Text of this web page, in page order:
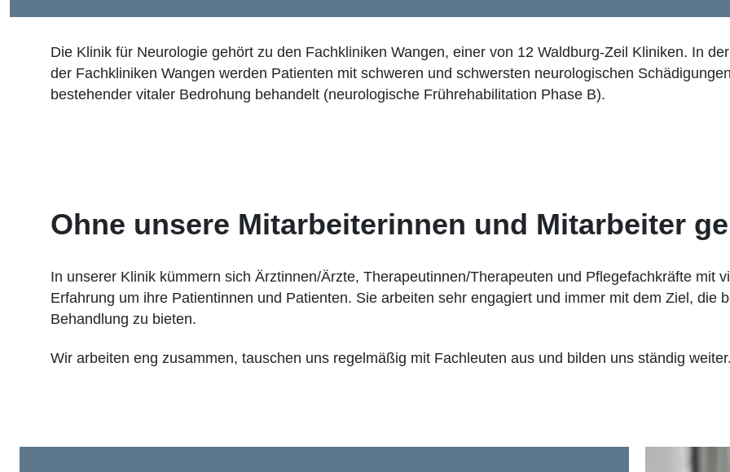
Die Klinik für Neurologie gehört zu den Fachkliniken Wangen, einer von 12 Waldburg-Zeil Kliniken. In
der Fachkliniken Wangen werden Patienten mit schweren und schwersten neurologischen
bestehender vitaler Bedrohung behandelt (neurologische Frührehabilitation Phase B).
Ohne unsere Mitarbeiterinnen und Mitarbeiter
In unserer Klinik kümmern sich Ärztinnen/Ärzte, Therapeutinnen/Therapeuten und Pflegefachkräfte mit
Erfahrung um ihre Patientinnen und Patienten. Sie arbeiten sehr engagiert und immer mit dem Ziel, die
Behandlung zu bieten.
Wir arbeiten eng zusammen, tauschen uns regelmäßig mit Fachleuten aus und bilden uns ständig